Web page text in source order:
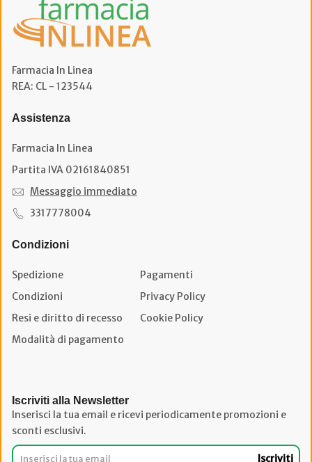
Farmacia In Linea
REA: CL - 123544
Assistenza
Farmacia In Linea
Partita IVA 02161840851
Messaggio immediato
3317778004
Condizioni
Spedizione
Pagamenti
Condizioni
Privacy Policy
Resi e diritto di recesso
Cookie Policy
Modalità di pagamento
Iscriviti alla Newsletter
Inserisci la tua email e ricevi periodicamente promozioni e
sconti esclusivi.
Iscriviti